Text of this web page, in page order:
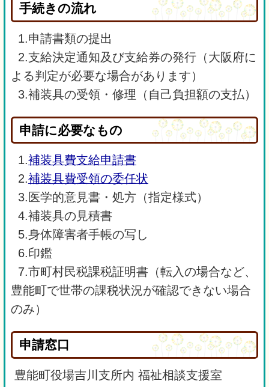
手続きの流れ
1.申請書類の提出
2.支給決定通知及び支給券の発行（大阪府に
よる判定が必要な場合があります）
3.補装具の受領・修理（自己負担額の支払）
申請に必要なもの
1.補装具費支給申請書
2.補装具費受領の委任状
3.医学的意見書・処方（指定様式）
4.補装具の見積書
5.身体障害者手帳の写し
6.印鑑
7.市町村民税課税証明書（転入の場合など、
豊能町で世帯の課税状況が確認できない場合
のみ）
申請窓口
豊能町役場吉川支所内 福祉相談支援室